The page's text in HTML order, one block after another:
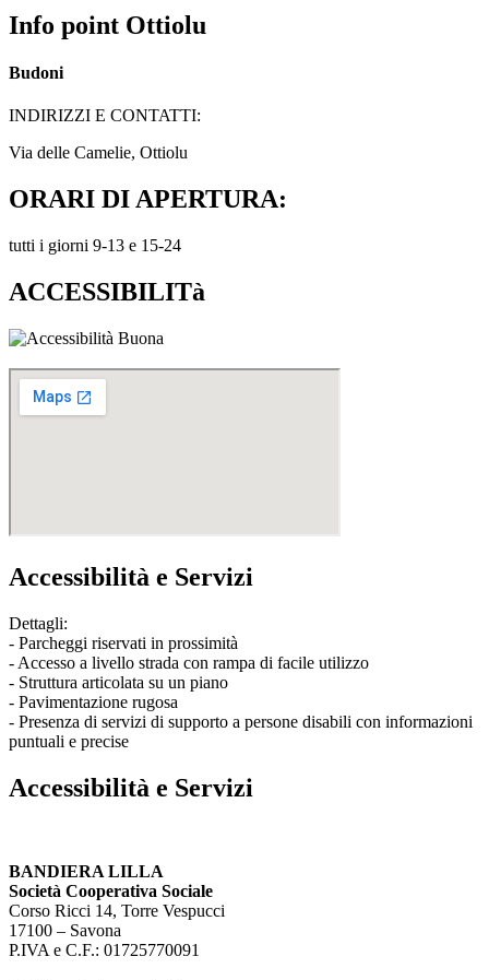
Info point Ottiolu
Budoni
INDIRIZZI E CONTATTI:​
Via delle Camelie, Ottiolu
ORARI DI APERTURA:
tutti i giorni 9-13 e 15-24
ACCESSIBILITà
Accessibilità e Servizi
Dettagli:
- Parcheggi riservati in prossimità
- Accesso a livello strada con rampa di facile utilizzo
- Struttura articolata su un piano
- Pavimentazione rugosa
- Presenza di servizi di supporto a persone disabili con informazioni
puntuali e precise
Accessibilità e Servizi
BANDIERA LILLA
Società Cooperativa Sociale
Corso Ricci 14, Torre Vespucci
17100 – Savona
P.IVA e C.F.: 01725770091